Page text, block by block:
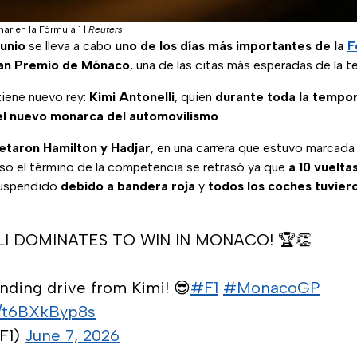
en la Fórmula 1 Reuters
se lleva a cabo uno de los días más importantes de la
Premio de Mónaco, una de las citas más esperadas de la
nuevo rey: Kimi Antonelli, quien durante toda la
nuevo monarca del automovilismo.
Hamilton y Hadjar, en una carrera que estuvo
el término de la competencia se retrasó ya que a 10
debido a bandera roja y todos los coches
DOMINATES TO WIN IN MONACO! 🏆👏
drive from Kimi! 😎#F1 #MonacoGP
June 7, 2026